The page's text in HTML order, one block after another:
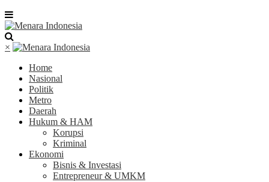
×
Home
Nasional
Politik
Metro
Daerah
Hukum & HAM
Korupsi
Kriminal
Ekonomi
Bisnis & Investasi
Entrepreneur & UMKM